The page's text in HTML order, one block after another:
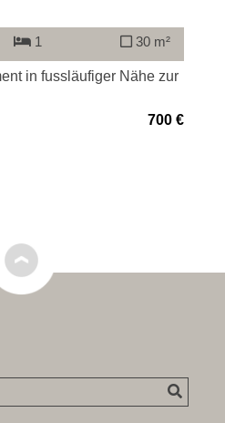
30 m²
Nähe zur
1
Dachgeschoß-
in Kitzbühel